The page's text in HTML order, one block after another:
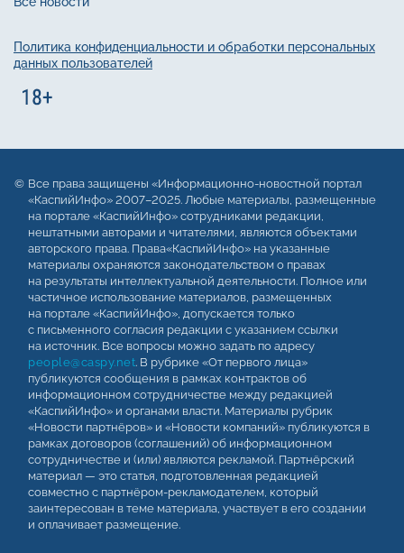
Политика конфиденциальности и обработки персональных
данных пользователей
Все права защищены «Информационно-новостной портал
«КаспийИнфо» 2007–2025. Любые материалы, размещенные
на портале «КаспийИнфо» сотрудниками редакции,
нештатными авторами и читателями, являются объектами
авторского права. Права«КаспийИнфо» на указанные
материалы охраняются законодательством о правах
на результаты интеллектуальной деятельности. Полное или
частичное использование материалов, размещенных
на портале «КаспийИнфо», допускается только
с письменного согласия редакции с указанием ссылки
на источник. Все вопросы можно задать по адресу
people@caspy.net. В рубрике «От первого лица»
публикуются сообщения в рамках контрактов об
информационном сотрудничестве между редакцией
«КаспийИнфо» и органами власти. Материалы рубрик
«Новости партнёров» и «Новости компаний» публикуются в
рамках договоров (соглашений) об информационном
сотрудничестве и (или) являются рекламой. Партнёрский
материал — это статья, подготовленная редакцией
совместно с партнёром-рекламодателем, который
заинтересован в теме материала, участвует в его создании
и оплачивает размещение.